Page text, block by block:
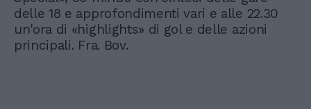
delle 18 e approfondimenti vari e alle 22.30
un'ora di «highlights» di gol e delle azioni
principali. Fra. Bov.